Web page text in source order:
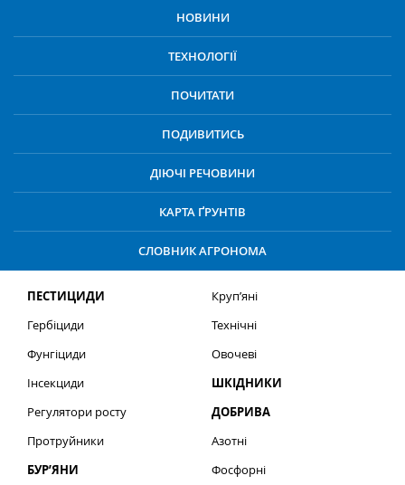
НОВИНИ
ТЕХНОЛОГІЇ
ПОЧИТАТИ
ПОДИВИТИСЬ
ДІЮЧІ РЕЧОВИНИ
КАРТА ҐРУНТІВ
СЛОВНИК АГРОНОМА
ПЕСТИЦИДИ
Гербіциди
Фунгіциди
Інсекциди
Регулятори росту
Протруйники
БУР’ЯНИ
Круп’яні
Технічні
Овочеві
ШКІДНИКИ
ДОБРИВА
Азотні
Фосфорні